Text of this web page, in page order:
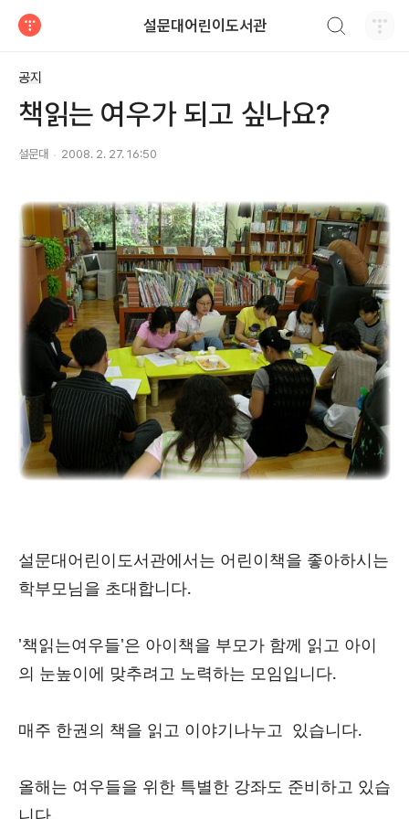
설문대어린이도서관
공지
책읽는 여우가 되고 싶나요?
설문대 2008. 2. 27. 16:50
설문대어린이도서관에서는 어린이책을 좋아하시는
학부모님을 초대합니다.
'책읽는여우들'은 아이책을 부모가 함께 읽고 아이
의 눈높이에 맞추려고 노력하는 모임입니다.
매주 한권의 책을 읽고 이야기나누고 있습니다.
올해는 여우들을 위한 특별한 강좌도 준비하고 있습
니다.